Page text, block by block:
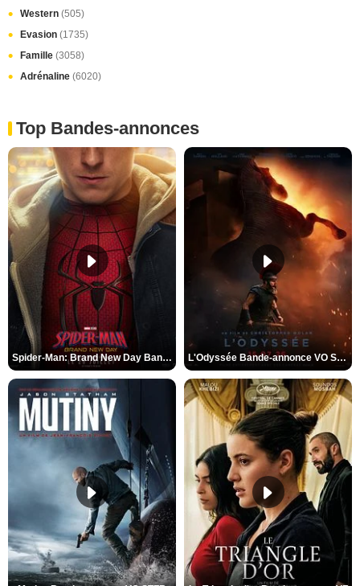
Western (505)
Evasion (1735)
Famille (3058)
Adrénaline (6020)
Top Bandes-annonces
Spider-Man: Brand New Day Bande-annonce VO STFR L'Odyssée Bande-annonce VO STFR